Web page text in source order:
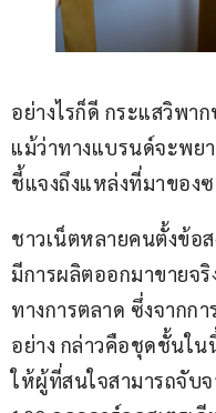
อย่างไรก็ดี กระแสวิพา
แม้ว่าทางแบรนด์จะพย
ชี้แจงถึงแหล่งที่มาของ
ชาวเน็ตหลายคนตั้งข้อส
มีการผลิตออกมาขายจ
ทางการตลาด ซึ่งจากก
อย่าง กล่าวคือชุดชั้นใน
ให้ผู้ที่สนใจสามารถจับจ